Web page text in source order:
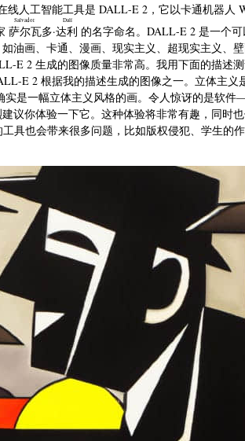
线人工智能工具是 DALL-E 2，它以卡通机器人
萨尔瓦多·达利
Salvador Dalí
的名字命名。DALL-E 2 是一个
油画、卡通、漫画、现实主义、超现实主义、
E 2 生成的图像质量非常高。我用下面的描述
E 2 根据我的描述生成的图像之一。立体主
实是一幅立体主义风格的画。令人惊讶的是
议你体验一下它。这种体验将非常有趣，同时
具也会带来很多问题，比如版权侵犯、学生的